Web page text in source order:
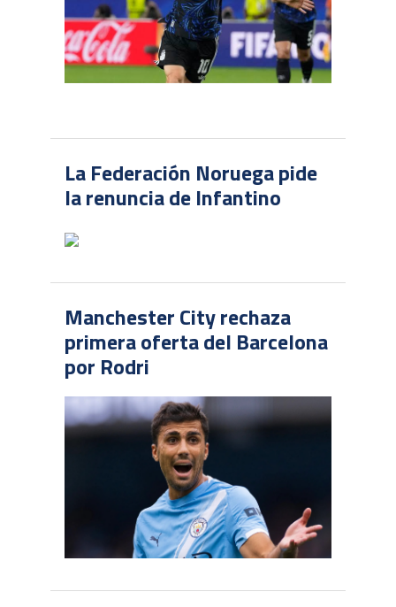
La Federación Noruega pide
la renuncia de Infantino
Manchester City rechaza
primera oferta del Barcelona
por Rodri